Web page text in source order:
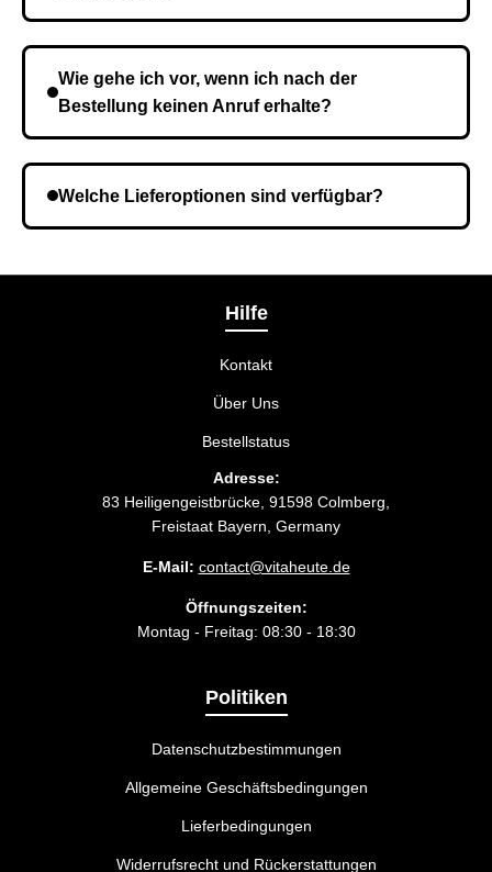
Wie gehe ich vor, wenn ich nach der
Bestellung keinen Anruf erhalte?
und wiederholen Sie gegebenenfalls die Bestellung.
Welche Lieferoptionen sind verfügbar?
Liefermethode wählen, die am besten zu Ihnen
Hilfe
Kontakt
Über Uns
Bestellstatus
Adresse:
83 Heiligengeistbrücke, 91598 Colmberg,
Freistaat Bayern, Germany
E-Mail: contact@vitaheute.de
Öffnungszeiten:
Montag - Freitag: 08:30 - 18:30
Politiken
Datenschutzbestimmungen
Allgemeine Geschäftsbedingungen
Lieferbedingungen
Widerrufsrecht und Rückerstattungen